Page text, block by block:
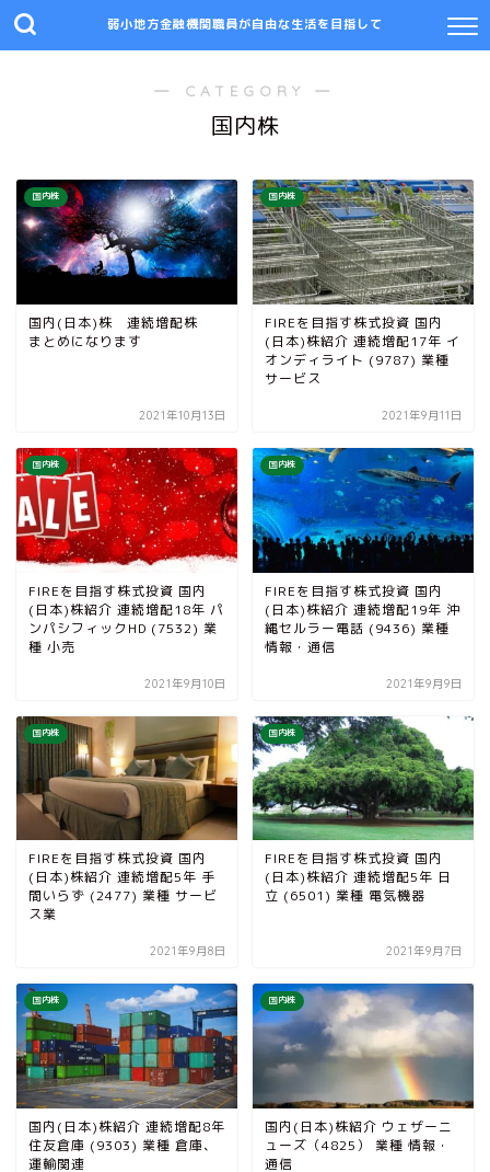
弱小地方金融機関職員が自由な生活を目指して
― CATEGORY ―
国内株
国内株
国内(日本)株 連続増配株
まとめになります
2021年10月13日
国内株
FIREを目指す株式投資 国内
(日本)株紹介 連続増配17年 イ
オンディライト (9787) 業種
サービス
2021年9月11日
国内株
FIREを目指す株式投資 国内
(日本)株紹介 連続増配18年 パ
ンパシフィックHD (7532) 業
種 小売
2021年9月10日
国内株
FIREを目指す株式投資 国内
(日本)株紹介 連続増配19年 沖
縄セルラー電話 (9436) 業種
情報・通信
2021年9月9日
国内株
FIREを目指す株式投資 国内
(日本)株紹介 連続増配5年 手
間いらず (2477) 業種 サービ
ス業
2021年9月8日
国内株
FIREを目指す株式投資 国内
(日本)株紹介 連続増配5年 日
立 (6501) 業種 電気機器
2021年9月7日
国内株
国内(日本)株紹介 連続増配8年
住友倉庫 (9303) 業種 倉庫、
運輸関連
国内株
国内(日本)株紹介 ウェザーニ
ューズ（4825） 業種 情報・
通信